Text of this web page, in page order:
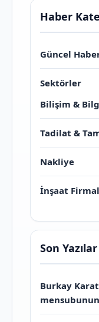
Haber
Güncel
Sektörler
Bilişim &
Tadilat &
Nakliye
İnşaat
Son Yazılar
Burkay
mensubunun